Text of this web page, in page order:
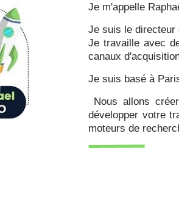
Je m'appelle
Je suis le directeur
Je travaille avec
canaux
Je suis basé à
Nous allons
développer votre
moteurs de